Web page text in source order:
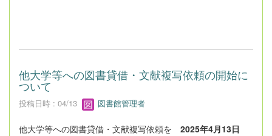
他大学等への図書貸借・文献複写依頼の開始に
ついて
投稿日時 : 04/13 図書館管理者
他大学等への図書貸借・文献複写依頼を 2025年4月13日